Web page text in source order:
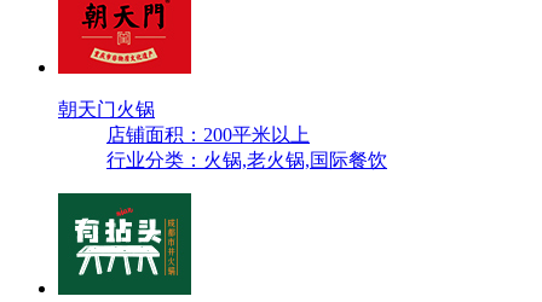
朝天门火锅
店铺面积：200平米以上
行业分类：火锅,老火锅,国际餐饮